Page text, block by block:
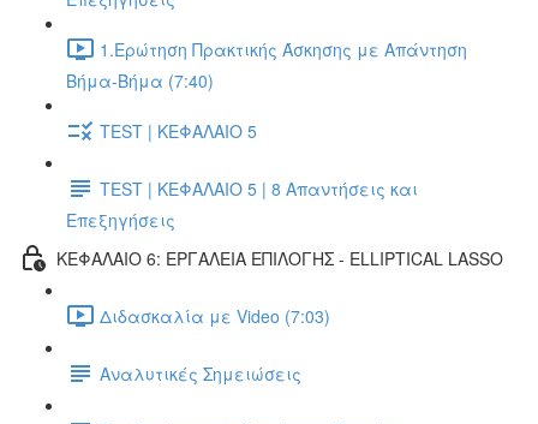
1.Ερώτηση Πρακτικής Άσκησης με Απάντηση
Βήμα-Βήμα (7:40)
TEST | ΚΕΦΑΛΑΙΟ 5
TEST | ΚΕΦΑΛΑΙΟ 5 | 8 Απαντήσεις και
Επεξηγήσεις
ΚΕΦΑΛΑΙΟ 6: ΕΡΓΑΛΕΙΑ ΕΠΙΛΟΓΗΣ - ELLIPTICAL LASSO
Διδασκαλία με Video (7:03)
Αναλυτικές Σημειώσεις